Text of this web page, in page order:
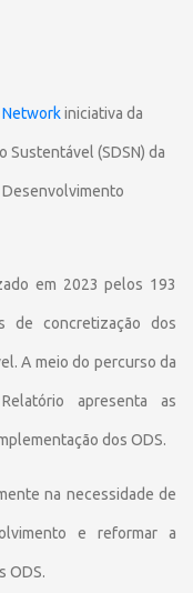
Networkiniciativa da
Sustentável (SDSN) da
em 2023 pelos 193
de concretização dos
A meio do percurso da
apresenta as
dos ODS.
na necessidade de
e reformar a
ODS.